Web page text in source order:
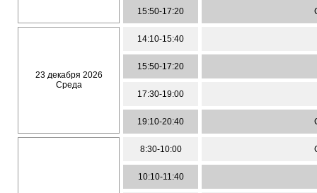
15:50-17:20
23 декабря 2026
Среда
14:10-15:40
15:50-17:20
17:30-19:00
19:10-20:40
8:30-10:00
10:10-11:40